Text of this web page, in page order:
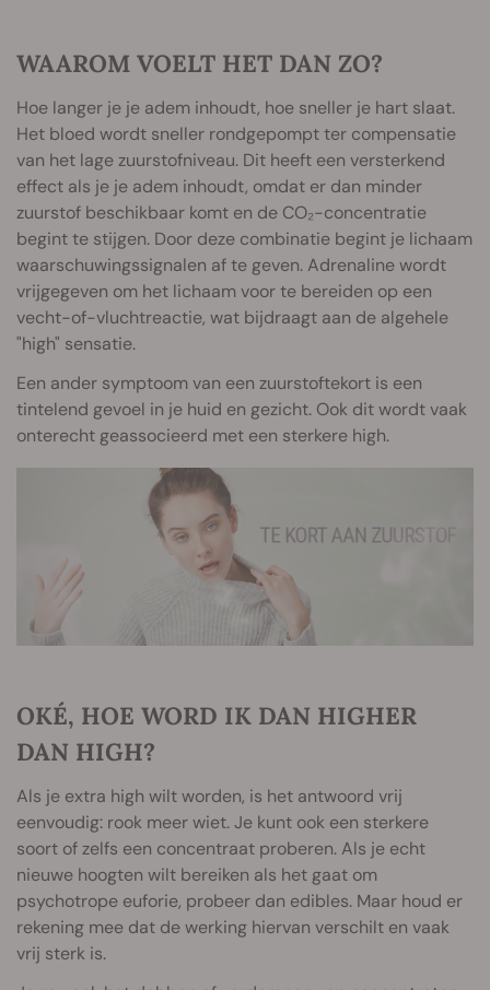
WAAROM VOELT HET DAN ZO?
Hoe langer je je adem inhoudt, hoe sneller je hart slaat.
Het bloed wordt sneller rondgepompt ter compensatie
van het lage zuurstofniveau. Dit heeft een versterkend
effect als je je adem inhoudt, omdat er dan minder
zuurstof beschikbaar komt en de CO₂-concentratie
begint te stijgen. Door deze combinatie begint je lichaam
waarschuwingssignalen af te geven. Adrenaline wordt
vrijgegeven om het lichaam voor te bereiden op een
vecht-of-vluchtreactie, wat bijdraagt aan de algehele
"high" sensatie.
Een ander symptoom van een zuurstoftekort is een
tintelend gevoel in je huid en gezicht. Ook dit wordt vaak
onterecht geassocieerd met een sterkere high.
OKÉ, HOE WORD IK DAN HIGHER
DAN HIGH?
Als je extra high wilt worden, is het antwoord vrij
eenvoudig: rook meer wiet. Je kunt ook een sterkere
soort of zelfs een concentraat proberen. Als je echt
nieuwe hoogten wilt bereiken als het gaat om
psychotrope euforie, probeer dan edibles. Maar houd er
rekening mee dat de werking hiervan verschilt en vaak
vrij sterk is.